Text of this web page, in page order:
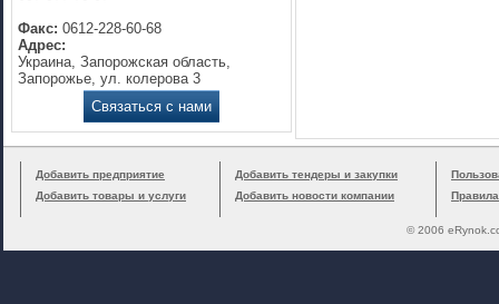
Факс: 0612-228-60-68
Адрес:
Украина, Запорожская область,
Запорожье, ул. колерова 3
Связаться с нами
Добавить предприятие
Добавить товары и услуги
Добавить тендеры и закупки
Добавить новости компании
© 2006